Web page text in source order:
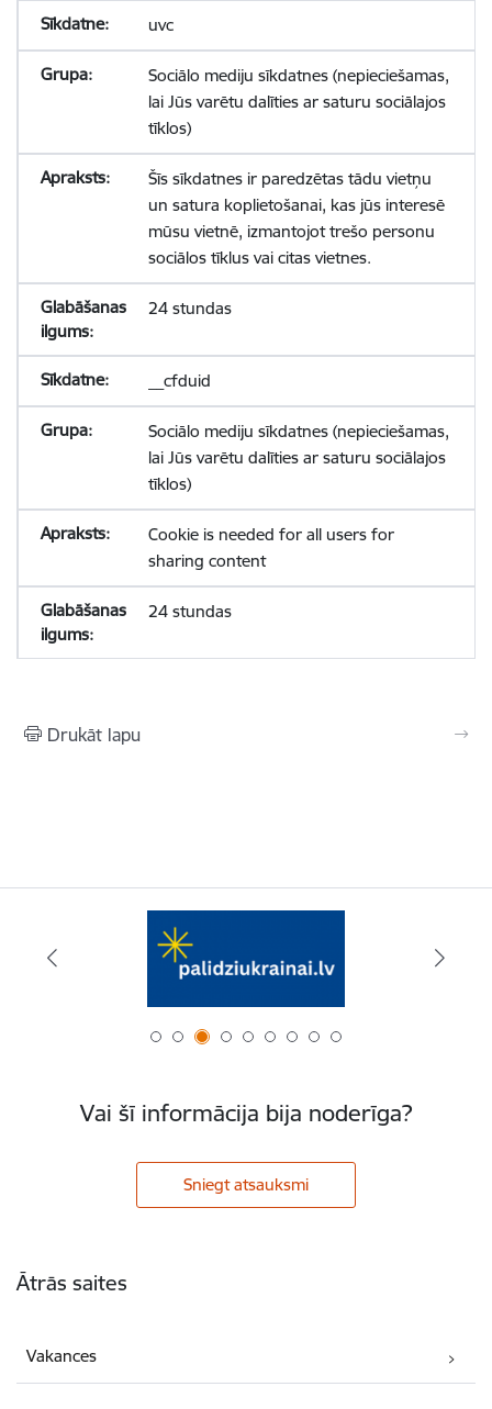
uvc
Sociālo mediju sīkdatnes (nepieciešamas,
lai Jūs varētu dalīties ar saturu sociālajos
tīklos)
Šīs sīkdatnes ir paredzētas tādu vietņu
un satura koplietošanai, kas jūs interesē
mūsu vietnē, izmantojot trešo personu
sociālos tīklus vai citas vietnes.
24 stundas
__cfduid
Sociālo mediju sīkdatnes (nepieciešamas,
lai Jūs varētu dalīties ar saturu sociālajos
tīklos)
Cookie is needed for all users for
sharing content
24 stundas
Drukāt lapu
Vai šī informācija bija noderīga?
Sniegt atsauksmi
Ātrās saites
Vakances